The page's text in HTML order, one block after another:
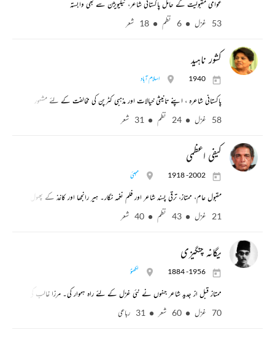
عوامی مقبولیت کے حامل پاکستانی شاعر، ٹیلیویژن سے بھی وابستہ
53 غزل
6 نظم 18 شعر
کشور ناہید
1940 اسلام آباد
پاکستانی شاعرہ ، اپنے تانیثی خیالات اور مذہبی کٹرپن کی مخالفت کے لئے مشہور
58 غزل
24 نظم 31 شعر
کیفی اعظمی
1918 -2002 ممبئی
مقبول عام، ممتاز، ترقی پسند شاعر اور فلم نغمہ نگار۔ ہیر رانجھا اور کاغذ کے پھول کے
21 غزل
43 نظم 40 شعر
یگانہ چنگیزی
1884 -1956 لکھنؤ
ممتاز قبل از جدید شاعر جنہوں نے نئی غزل کے لئے راہ ہموار کی۔ مرزا غالب کی مخالفت
70 غزل
60 شعر 31 رباعی